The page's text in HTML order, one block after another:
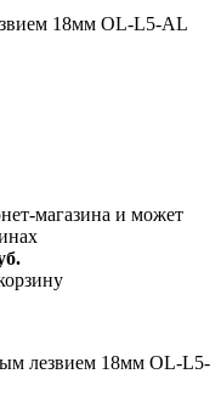
18мм OL-L5-AL
магазина и может
лезвием 18мм OL-L5-